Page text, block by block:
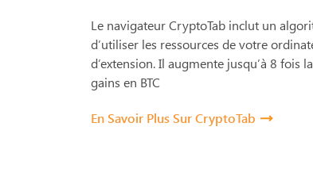
Le navigateur CryptoTab inclut un
d’utiliser les ressources de votre
d’extension. Il augmente jusqu’à 8 fois
gains en BTC
En Savoir Plus Sur CryptoTab